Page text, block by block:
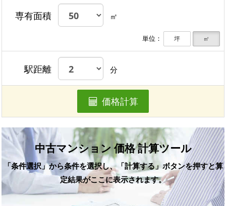
専有面積 ㎡
単位： 坪 ㎡
駅距離 分
価格計算
中古マンション 価格 計算ツール
「条件選択」から条件を選択し、「計算する」ボタンを押すと算
定結果がここに表示されます。